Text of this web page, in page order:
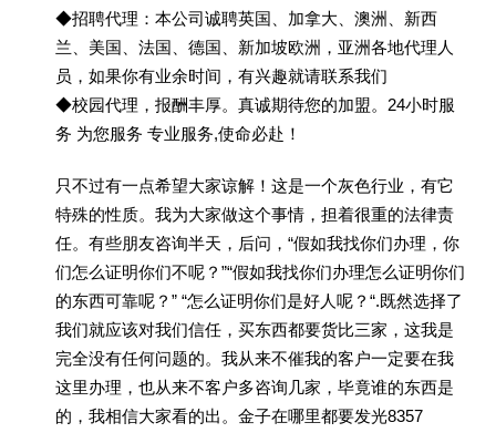
◆招聘代理：本公司诚聘英国、加拿大、澳洲、新西
兰、美国、法国、德国、新加坡欧洲，亚洲各地代理人
员，如果你有业余时间，有兴趣就请联系我们
◆校园代理，报酬丰厚。真诚期待您的加盟。24小时服
务 为您服务 专业服务,使命必赴！
只不过有一点希望大家谅解！这是一个灰色行业，有它
特殊的性质。我为大家做这个事情，担着很重的法律责
任。有些朋友咨询半天，后问，“假如我找你们办理，你
们怎么证明你们不呢？”“假如我找你们办理怎么证明你们
的东西可靠呢？” “怎么证明你们是好人呢？“.既然选择了
我们就应该对我们信任，买东西都要货比三家，这我是
完全没有任何问题的。我从来不催我的客户一定要在我
这里办理，也从来不客户多咨询几家，毕竟谁的东西是
的，我相信大家看的出。金子在哪里都要发光8357